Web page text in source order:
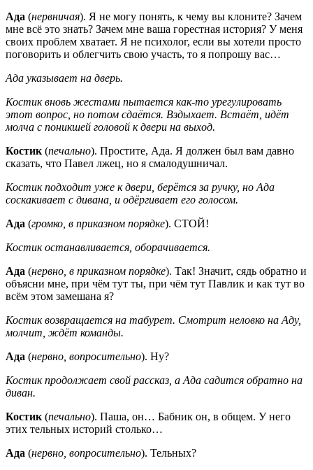
Ада (нервничая). Я не могу понять, к чему вы клоните? Зачем
мне всё это знать? Зачем мне ваша горестная история? У меня
своих проблем хватает. Я не психолог, если вы хотели просто
поговорить и облегчить свою участь, то я попрошу вас…
Ада указывает на дверь.
Костик вновь жестами пытается как-то урегулировать
этот вопрос, но потом сдаётся. Вздыхает. Встаёт, идёт
молча с поникшей головой к двери на выход.
Костик (печально). Простите, Ада. Я должен был вам давно
сказать, что Павел лжец, но я смалодушничал.
Костик подходит уже к двери, берётся за ручку, но Ада
соскакивает с дивана, и одёргивает его голосом.
Ада (громко, в приказном порядке). СТОЙ!
Костик останавливается, оборачивается.
Ада (нервно, в приказном порядке). Так! Значит, сядь обратно и
объясни мне, при чём тут ты, при чём тут Павлик и как тут во
всём этом замешана я?
Костик возвращается на табурет. Смотрит неловко на Аду,
молчит, ждёт команды.
Ада (нервно, вопросительно). Ну?
Костик продолжает свой рассказ, а Ада садится обратно на
диван.
Костик (печально). Паша, он… Бабник он, в общем. У него
этих тельных историй столько…
Ада (нервно, вопросительно). Тельных?